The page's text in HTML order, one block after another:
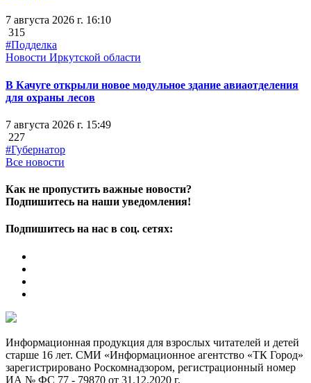
7 августа 2026 г. 16:10
315
#Подделка
Новости Иркутской области
В Качуге открыли новое модульное здание авиаотделения
для охраны лесов
7 августа 2026 г. 15:49
227
#Губернатор
Все новости
Как не пропустить важные новости?
Подпишитесь на наши уведомления!
Подпишитесь на нас в соц. сетях:
Информационная продукция для взрослых читателей и детей
старше 16 лет. СМИ «Информационное агентство «ТК Город»
зарегистрировано Роскомнадзором, регистрационный номер
ИА № ФС 77 - 79870 от 31.12.2020 г.